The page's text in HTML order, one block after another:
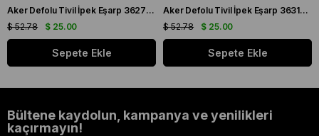
Aker Defolu Tivil İpek Eşarp 36275 Yeşil Karışık Desen
$ 25.00
$ 52.78
Sepete Ekle
Aker Defolu Tivil İpek Eşarp 36312 Yeşil Karışık Desen
$ 25.00
$ 52.78
Sepete Ekle
Bültene kaydolun, kampanya ve yenilikleri
kaçırmayın!